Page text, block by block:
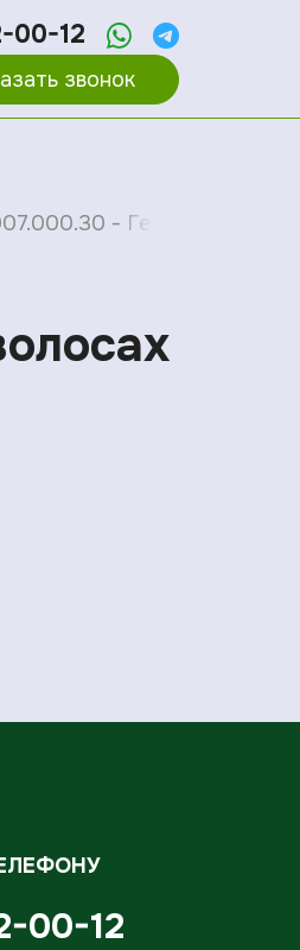
00-12
звонок
- Германий (Ge) в
00-12